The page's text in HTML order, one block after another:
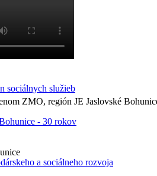
sociálnych služieb
a sociálneho rozvoja
ZMO, región JE Jaslovské